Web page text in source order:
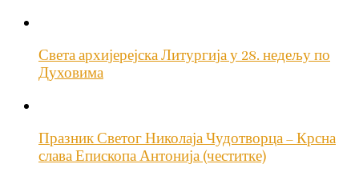
Света архијерејска Литургија у 28. недељу по
Духовима
Празник Светог Николаја Чудотворца – Крсна
слава Епископа Антонија (честитке)